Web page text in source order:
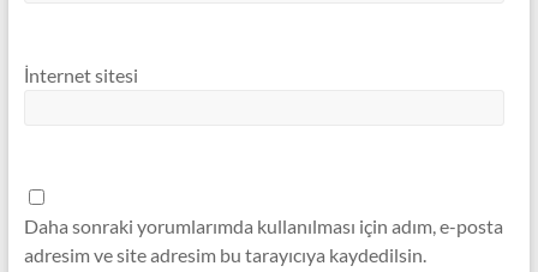
İnternet sitesi
Daha sonraki yorumlarımda kullanılması için adım, e-posta
adresim ve site adresim bu tarayıcıya kaydedilsin.